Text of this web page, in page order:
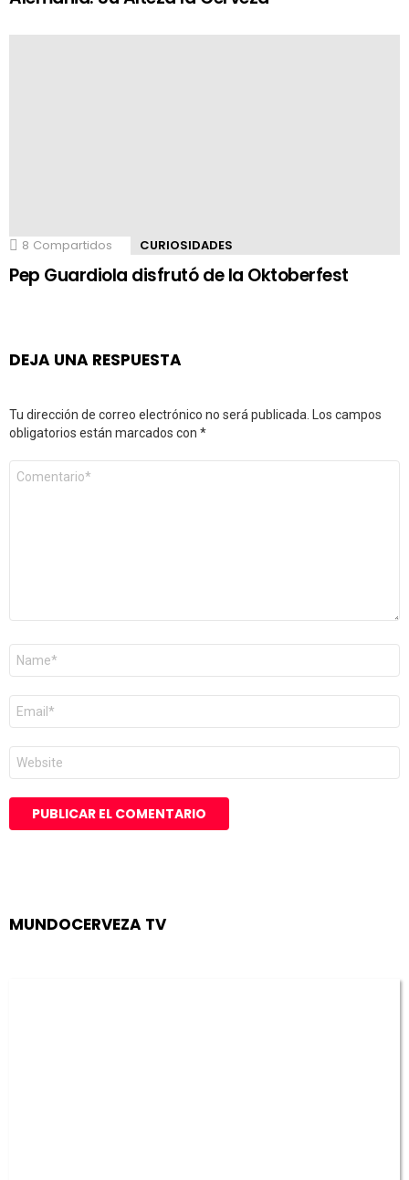
8 Compartidos CURIOSIDADES
Pep Guardiola disfrutó de la Oktoberfest
DEJA UNA RESPUESTA
Tu dirección de correo electrónico no será publicada.
Los campos
obligatorios están marcados con *
Comentario
Nombre
Correo
electrónico
*
Web
MUNDOCERVEZA TV